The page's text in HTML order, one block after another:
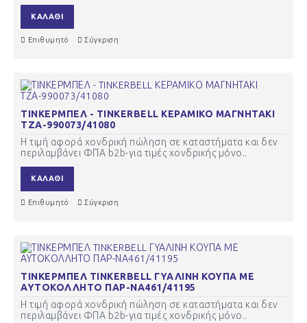
ΚΑΛΆΘΙ
Επιθυμητό Σύγκριση
ΤΙΝΚΕΡΜΠΕΛ - TINKERBELL ΚΕΡΑΜΙΚΟ ΜΑΓΝΗΤΑΚΙ
ΤΖΑ-990073/41080
Η τιμή αφορά χονδρική πώληση σε καταστήματα και δεν
περιλαμβάνει ΦΠΑ b2b-για τιμές χονδρικής μόνο..
ΚΑΛΆΘΙ
Επιθυμητό Σύγκριση
ΤΙΝΚΕΡΜΠΕΛ TINKERBELL ΓΥΑΛΙΝΗ ΚΟΥΠΑ ΜΕ
ΑΥΤΟΚΟΛΛΗΤΟ ΠΑΡ-ΝΑ461/41195
Η τιμή αφορά χονδρική πώληση σε καταστήματα και δεν
περιλαμβάνει ΦΠΑ b2b-για τιμές χονδρικής μόνο..